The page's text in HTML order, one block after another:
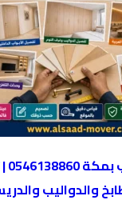
والدواليب